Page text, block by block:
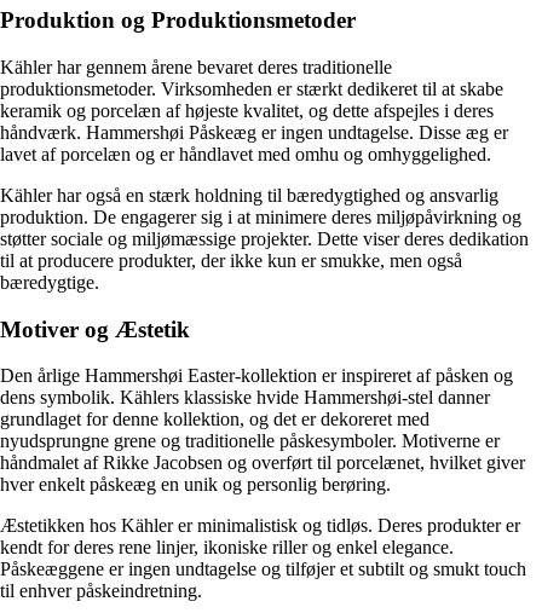
Produktion og Produktionsmetoder
Kähler har gennem årene bevaret deres traditionelle
produktionsmetoder. Virksomheden er stærkt dedikeret til at skabe
keramik og porcelæn af højeste kvalitet, og dette afspejles i deres
håndværk. Hammershøi Påskeæg er ingen undtagelse. Disse æg er
lavet af porcelæn og er håndlavet med omhu og omhyggelighed.
Kähler har også en stærk holdning til bæredygtighed og ansvarlig
produktion. De engagerer sig i at minimere deres miljøpåvirkning og
støtter sociale og miljømæssige projekter. Dette viser deres dedikation
til at producere produkter, der ikke kun er smukke, men også
bæredygtige.
Motiver og Æstetik
Den årlige Hammershøi Easter-kollektion er inspireret af påsken og
dens symbolik. Kählers klassiske hvide Hammershøi-stel danner
grundlaget for denne kollektion, og det er dekoreret med
nyudsprungne grene og traditionelle påskesymboler. Motiverne er
håndmalet af Rikke Jacobsen og overført til porcelænet, hvilket giver
hver enkelt påskeæg en unik og personlig berøring.
Æstetikken hos Kähler er minimalistisk og tidløs. Deres produkter er
kendt for deres rene linjer, ikoniske riller og enkel elegance.
Påskeæggene er ingen undtagelse og tilføjer et subtilt og smukt touch
til enhver påskeindretning.